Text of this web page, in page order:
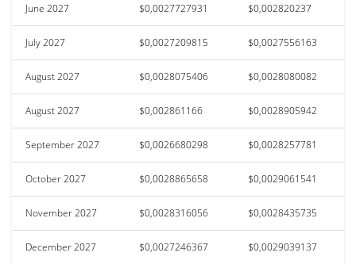
June 2027 $0,0027727931 $0,002820237
July 2027 $0,0027209815 $0,0027556163
August 2027 $0,0028075406 $0,0028080082
August 2027 $0,002861166 $0,0028905942
September 2027 $0,0026680298 $0,0028257781
October 2027 $0,0028865658 $0,0029061541
November 2027 $0,0028316056 $0,0028435735
December 2027 $0,0027246367 $0,0029039137